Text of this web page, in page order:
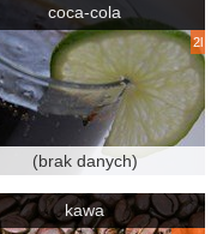
coca-cola
2l
(brak danych)
kawa